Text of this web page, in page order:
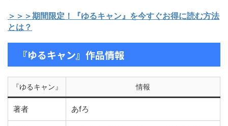
＞＞＞期間限定！『ゆるキャン』を今すぐお得に読む方法
とは？
『ゆるキャン』作品情報
『ゆるキャン』 情報
著者 あfろ